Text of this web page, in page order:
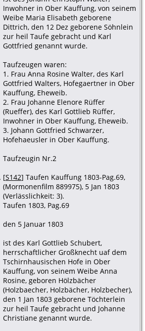
Inwohner in Ober Kauffung, von seinem
Weibe Maria Elisabeth geborene
Dittrich, den 12 Dez geborene Söhnlein
zur heil Taufe gebracht und Karl
Gottfried genannt wurde.
Taufzeugen waren:
1. Frau Anna Rosine Walter, des Karl
Gottfried Walters, Hofegaertner in Ober
Kauffung, Eheweib.
2. Frau Johanne Elenore Rüffer
(Rueffer), des Karl Gottlieb Rüffer,
Inwohner in Ober Kauffung, Eheweib.
3. Johann Gottfried Schwarzer,
Hofehaeusler in Ober Kauffung.
Taufzeugin Nr.2
[S142] Taufen Kauffung 1803-Pag.69,
(Mormonenfilm 889975), 5 Jan 1803
(Verlässlichkeit: 3).
Taufen 1803, Pag.69
den 5 Januar 1803
ist des Karl Gottlieb Schubert,
herrschaftlicher Großknecht uaf dem
Tschirnhausischen Hofe in Ober
Kauffung, von seinem Weibe Anna
Rosine, geboren Hölzbächer
(Holzbaecher, Holzbächer, Holzbecher),
den 1 Jan 1803 geborene Töchterlein
zur heil Taufe gebracht und Johanne
Christiane genannt wurde.